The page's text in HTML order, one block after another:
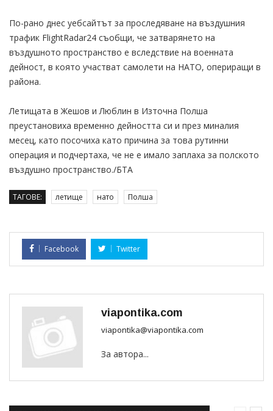
По-рано днес уебсайтът за проследяване на въздушния
трафик FlightRadar24 съобщи, че затварянето на
въздушното пространство е вследствие на военната
дейност, в която участват самолети на НАТО, опериращи в
района.
Летищата в Жешов и Люблин в Източна Полша
преустановиха временно дейността си и през миналия
месец, като посочиха като причина за това рутинни
операция и подчертаха, че не е имало заплаха за полското
въздушно пространство./БТА
ТАГОВЕ: летище нато Полша
Facebook Twitter
viapontika.com
viapontika@viapontika.com
За автора...